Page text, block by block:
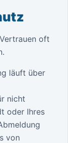
oft
läuft über
nicht
oder Ihres
von